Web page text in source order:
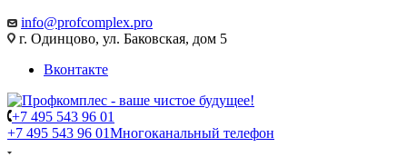
info@profcomplex.pro
г. Одинцово, ул. Баковская, дом 5
Вконтакте
+7 495 543 96 01
+7 495 543 96 01Многоканальный телефон